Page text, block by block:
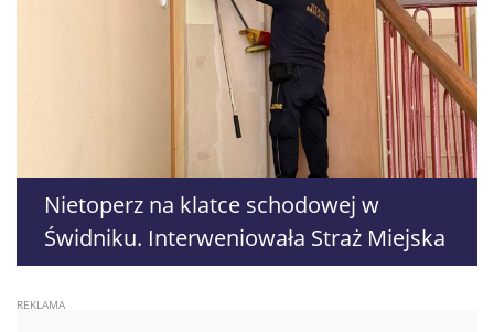
Nietoperz na klatce schodowej w
Świdniku. Interweniowała Straż Miejska